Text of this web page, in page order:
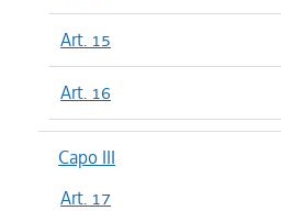
Art. 15
Art. 16
Capo III
Art. 17